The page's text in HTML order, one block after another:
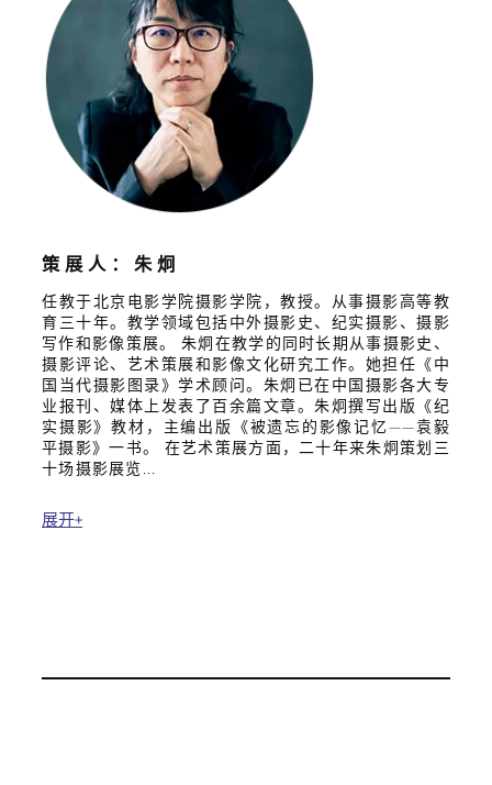
策展人：朱炯
任教于北京电影学院摄影学院，教授。从事摄影高等教
育三十年。教学领域包括中外摄影史、纪实摄影、摄影
写作和影像策展。 朱炯在教学的同时长期从事摄影史、
摄影评论、艺术策展和影像文化研究工作。她担任《中
国当代摄影图录》学术顾问。朱炯已在中国摄影各大专
业报刊、媒体上发表了百余篇文章。朱炯撰写出版《纪
实摄影》教材，主编出版《被遗忘的影像记忆——袁毅
平摄影》一书。 在艺术策展方面，二十年来朱炯策划三
十场摄影展览...
展开+